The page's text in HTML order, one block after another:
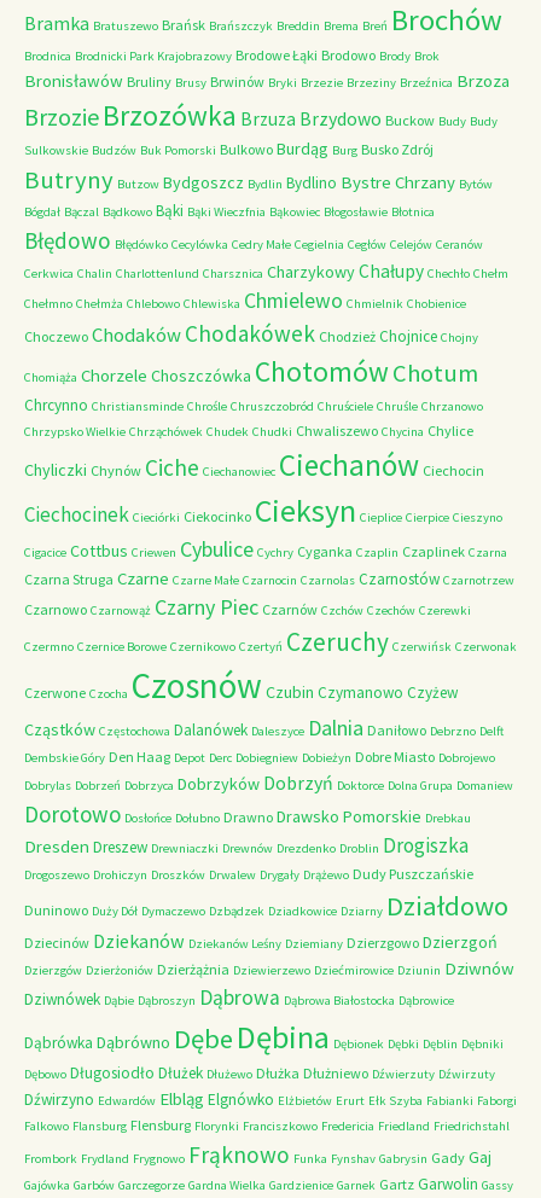
Bramka Bratuszewo Brańsk Brańszczyk Breddin Brema Breń Brochów
Brodnica Brodnicki Park Krajobrazowy Brodowe Łąki Brodowo Brody Brok
Bronisławów Bruliny Brusy Brwinów Bryki Brzezie Brzeziny Brzeźnica Brzoza
Brzozie Brzozówka Brzuza Brzydowo Buckow Budy Budy
Sulkowskie Budzów Buk Pomorski Bulkowo Burdąg Burg Busko Zdrój
Butryny Butzow Bydgoszcz Bydlin Bydlino Bystre Chrzany Bytów
Bógdał Bączal Bądkowo Bąki Bąki Wieczfnia Bąkowiec Błogosławie Błotnica
Błędowo Błędówko Cecylówka Cedry Małe Cegielnia Cegłów Celejów Ceranów
Cerkwica Chalin Charlottenlund Charsznica CharzykowyChałupy Chechło Chełm
Chełmno Chełmża Chlebowo Chlewiska Chmielewo Chmielnik Chobienice
Choczewo ChodakówChodakówek Chodzież Chojnice Chojny
Chomiąża Chorzele Choszczówka ChotomówChotum
Chrcynno Christiansminde Chrośle Chruszczobród Chruściele Chruśle Chrzanowo
Chrzypsko Wielkie Chrząchówek Chudek Chudki Chwaliszewo Chycina Chylice
Chyliczki Chynów Ciche Ciechanowiec Ciechanów Ciechocin
Ciechocinek Cieciórki Ciekocinko Cieksyn Cieplice Cierpice Cieszyno
Cigacice Cottbus Criewen Cybulice Cychry Cyganka Czaplin Czaplinek Czarna
Czarna Struga Czarne Czarne Małe Czarnocin Czarnolas Czarnostów Czarnotrzew
Czarnowo Czarnowąż Czarny Piec Czarnów Czchów Czechów Czerewki
Czermno Czernice Borowe Czernikowo Czertyń Czeruchy Czerwińsk Czerwonak
Czerwone Czocha Czosnów Czubin Czymanowo Czyżew
Cząstków Częstochowa Dalanówek Daleszyce Dalnia Daniłowo Debrzno Delft
Dembskie Góry Den Haag Depot Derc Dobiegniew Dobieżyn Dobre Miasto Dobrojewo
Dobrylas Dobrzeń Dobrzyca Dobrzyków Dobrzyń Doktorce Dolna Grupa Domaniew
Dorotowo Dosłońce Dołubno Drawno Drawsko Pomorskie Drebkau
Dresden Dreszew Drewniaczki Drewnów Drezdenko Droblin Drogiszka
Drogoszewo Drohiczyn Droszków Drwalew Drygały Drążewo Dudy Puszczańskie
Duninowo Duży Dół Dymaczewo Dzbądzek Dziadkowice Dziarny Działdowo
Dziecinów Dziekanów Dziekanów Leśny Dziemiany Dzierzgowo Dzierzgoń
Dzierzgów Dzierżoniów Dzierżążnia Dziewierzewo Dziećmirowice Dziunin Dziwnów
Dziwnówek Dąbie Dąbroszyn Dąbrowa Dąbrowa Białostocka Dąbrowice
Dąbrówka Dąbrówno Dębe Dębina Dębionek Dębki Dęblin Dębniki
Dębowo Długosiodło Dłużek Dłużewo Dłużka Dłużniewo Dźwierzuty Dźwirzuty
Dźwirzyno Edwardów Elbląg Elgnówko Elżbietów Erurt Ełk Szyba Fabianki Faborgi
Falkowo Flansburg Flensburg Florynki Franciszkowo Fredericia Friedland Friedrichstahl
Frombork Frydland Frygnowo Frąknowo Funka Fynshav Gabrysin Gady Gaj
Gajówka Garbów Garczegorze Gardna Wielka Gardzienice Garnek Gartz Garwolin Gassy